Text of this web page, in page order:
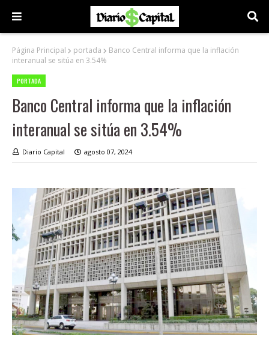
Página Principal portada
Banco Central informa que la inflación
interanual se sitúa en 3.54%
PORTADA
Banco Central informa que la inflación
interanual se sitúa en 3.54%
Diario Capital agosto 07, 2024